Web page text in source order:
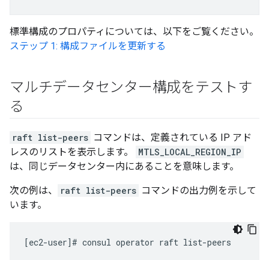
標準構成のプロパティについては、以下をご覧ください。
ステップ 1: 構成ファイルを更新する
マルチデータセンター構成をテストす
る
raft list-peers コマンドは、定義されている IP アド
レスのリストを表示します。
MTLS_LOCAL_REGION_IP
は、同じデータセンター内にあることを意味します。
次の例は、 raft list-peers コマンドの出力例を示して
います。
[ec2-user]# consul operator raft list-peers